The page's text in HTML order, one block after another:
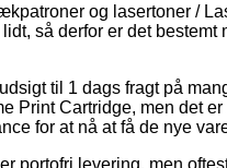
og lasertoner /
så derfor er det
til 1 dags fragt på
Print Cartridge, men det
for at nå at få de nye
portofri levering, men